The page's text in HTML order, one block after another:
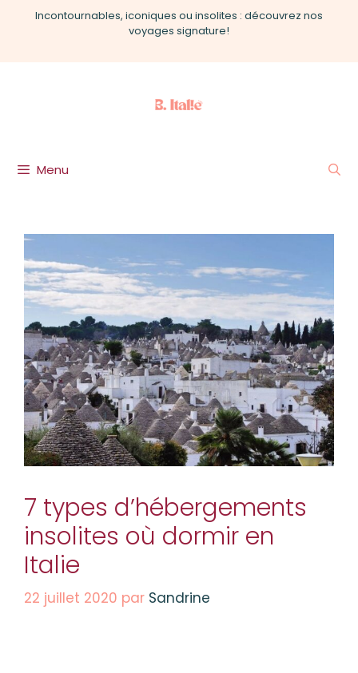
Incontournables, iconiques ou insolites : découvrez nos
voyages signature!
Menu
7 types d’hébergements
insolites où dormir en
Italie
22 juillet 2020 par Sandrine